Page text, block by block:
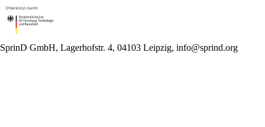
SprinD GmbH, Lagerhofstr. 4, 04103 Leipzig, info@sprind.org